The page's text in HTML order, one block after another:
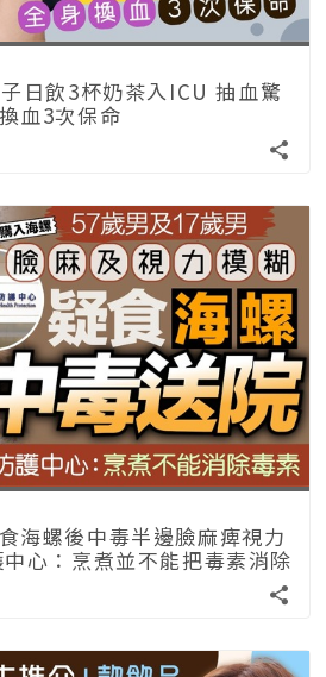
日飲3杯奶茶入ICU 抽血驚
血3次保命
海螺後中毒半邊臉麻痺視力
心：烹煮並不能把毒素消除